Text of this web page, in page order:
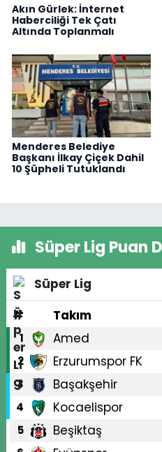
Akın Gürlek: İnternet
Haberciliği Tek Çatı
Altında Toplanmalı
Menderes Belediye
Başkanı İlkay Çiçek Dahil
10 Şüpheli Tutuklandı
Süper Lig Puan
Süper Lig
#
Takım
1 Amed
2 Erzurumspor FK
3 Başakşehir
4 Kocaelispor
5 Beşiktaş